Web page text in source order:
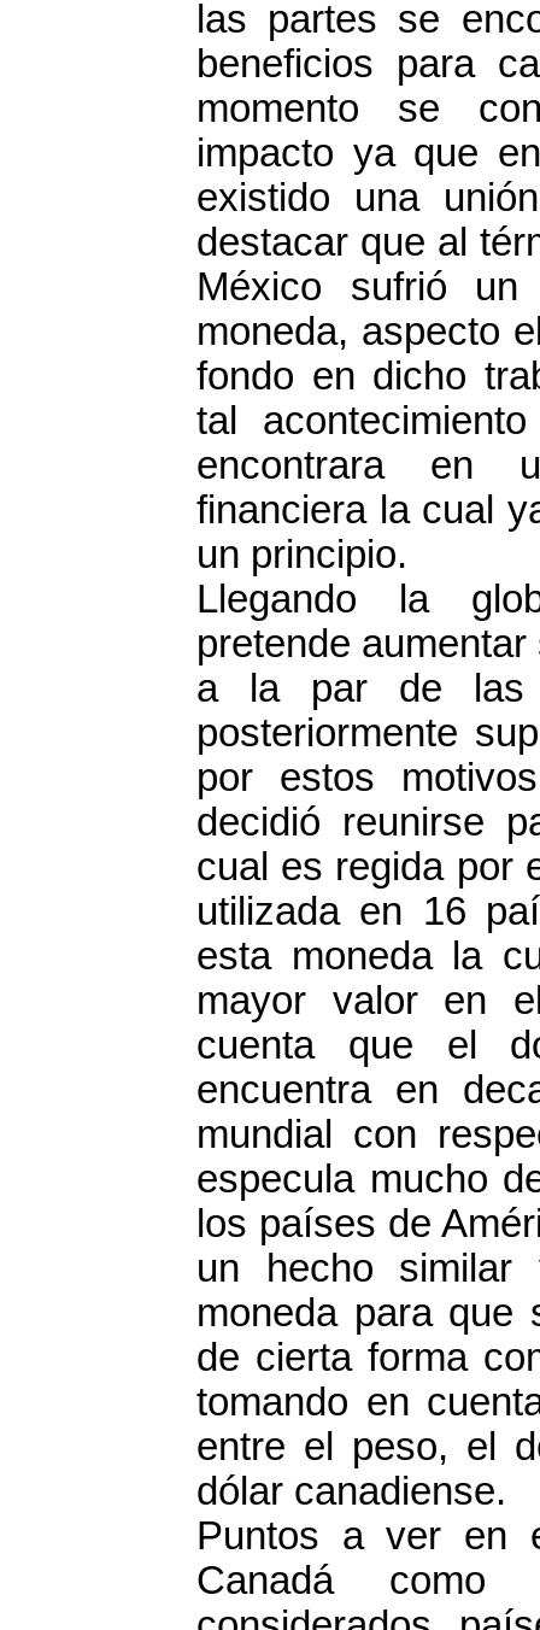
las partes se
beneficios para
momento se
impacto ya que
existido una
destacar que al
México sufrió
moneda, aspecto
fondo en dicho
tal
encontrara en
financiera la cual
un principio.
Llegando la
pretende
a la par de las
posteriormente
por estos
decidió reunirse
cual es regida por
utilizada en 16
esta moneda la
mayor valor en
cuenta que el
encuentra en
mundial con
especula mucho
los países de
un hecho similar
moneda para que
de cierta forma
tomando en
entre el peso, el
dólar canadiense.
Puntos a ver en
Canadá como